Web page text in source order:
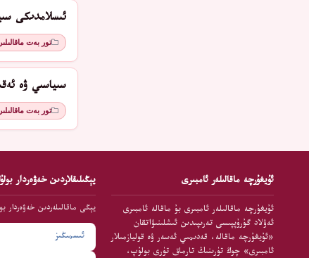
ئىسلامدىكى
تور بەت
سىياسىي ۋە
تور بەت
ئۇيغۇرچە ماقالىلەر ئامبىرى
ئۇيغۇرچە ماقالىلەر ئامبىرى بۇ ماقالە ئامبىرى
ئەۋلاد گۇرۇپپىسى تەرىپىدىن ئىشلىنىۋاتقان
«ئۇيغۇرچە ماقالە، قەدىمىي ئەسەر ۋە قوليازمىلار
ئامبىرى» چوڭ تۈرىنىڭ تارماق تۈرى بولۇپ،
يېڭىلىقلاردىن خەۋەردار
يېڭى ماقالىلەردىن خەۋەردار